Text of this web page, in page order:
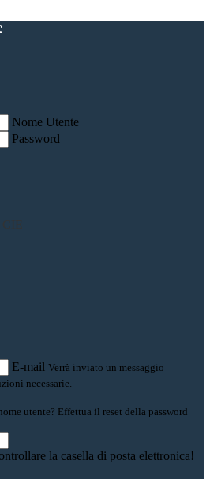
Nome Utente
Password
E-mail Verrà inviato un messaggio
necessarie.
utente? Effettua il reset della password
la casella di posta elettronica!